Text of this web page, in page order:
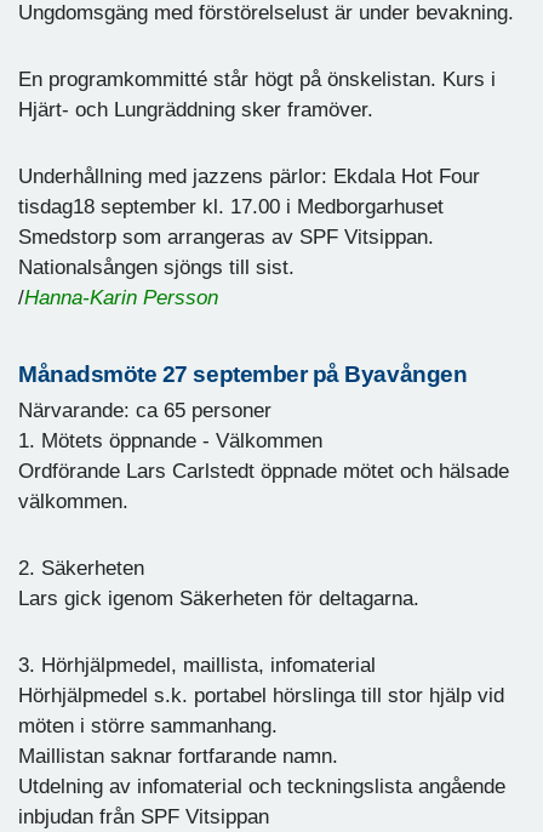
Ungdomsgäng med förstörelselust är under bevakning.
En programkommitté står högt på önskelistan. Kurs i
Hjärt- och Lungräddning sker framöver.
Underhållning med jazzens pärlor: Ekdala Hot Four
tisdag18 september kl. 17.00 i Medborgarhuset
Smedstorp som arrangeras av SPF Vitsippan.
Nationalsången sjöngs till sist.
/Hanna-Karin Persson
Månadsmöte 27 september på Byavången
Närvarande: ca 65 personer
1. Mötets öppnande - Välkommen
Ordförande Lars Carlstedt öppnade mötet och hälsade
välkommen.
2. Säkerheten
Lars gick igenom Säkerheten för deltagarna.
3. Hörhjälpmedel, maillista, infomaterial
Hörhjälpmedel s.k. portabel hörslinga till stor hjälp vid
möten i större sammanhang.
Maillistan saknar fortfarande namn.
Utdelning av infomaterial och teckningslista angående
inbjudan från SPF Vitsippan